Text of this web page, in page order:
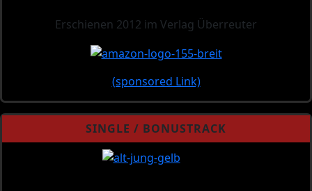
Erschienen 2012 im Verlag Überreuter
(sponsored Link)
SINGLE / BONUSTRACK